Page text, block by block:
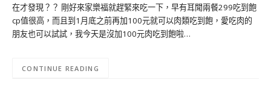
在才發現？？ 剛好來家樂福就趕緊來吃一下，早有耳聞兩餐299吃到飽
cp值很高，而且到1月底之前再加100元就可以肉類吃到飽，愛吃肉的
朋友也可以試試，我今天是沒加100元肉吃到飽啦…
CONTINUE READING